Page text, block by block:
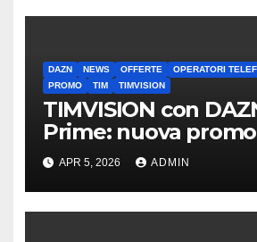
DAZN NEWS OFFERTE OPERATORI
PROMO
TIM TIMVISION
TIMVISION con
Prime: nuova
clienti TIM
APR 5, 2026 ADMIN